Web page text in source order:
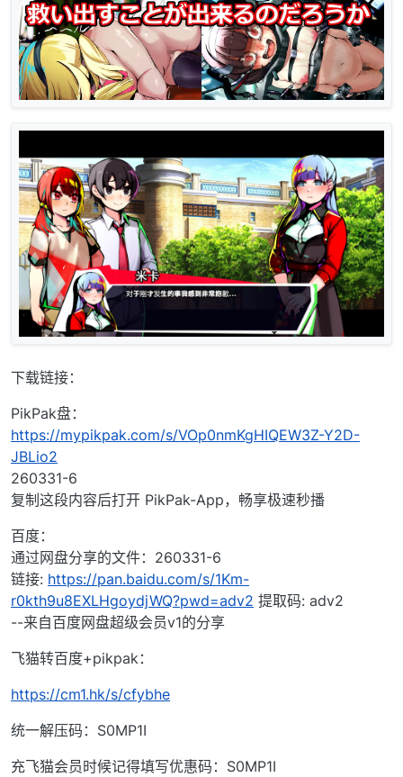
下载链接：
PikPak盘：
https://mypikpak.com/s/VOp0nmKgHIQEW3Z-Y2D-
JBLio2
260331-6
复制这段内容后打开 PikPak-App，畅享极速秒播
百度：
通过网盘分享的文件：260331-6
链接: https://pan.baidu.com/s/1Km-
r0kth9u8EXLHgoydjWQ?pwd=adv2 提取码: adv2
--来自百度网盘超级会员v1的分享
飞猫转百度+pikpak：
https://cm1.hk/s/cfybhe
统一解压码：S0MP1I
充飞猫会员时候记得填写优惠码：S0MP1I